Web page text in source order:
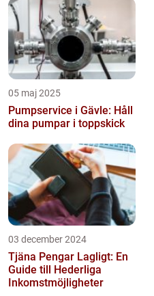
05 maj 2025
Pumpservice i Gävle: Håll
dina pumpar i toppskick
03 december 2024
Tjäna Pengar Lagligt: En
Guide till Hederliga
Inkomstmöjligheter